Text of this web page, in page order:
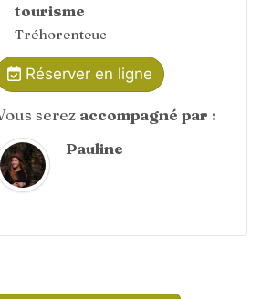
tourisme
Tréhorenteuc
Réserver en ligne
serez accompagné par :
Pauline